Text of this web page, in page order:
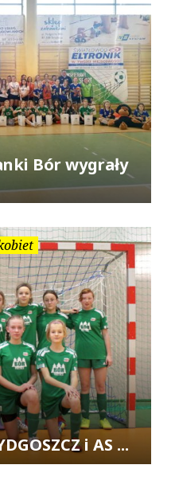
Bór wygrały
i AS ...